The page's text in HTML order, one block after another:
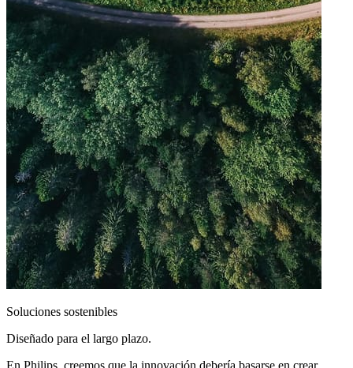
Soluciones sostenibles
Diseñado para el largo plazo.
En Philips, creemos que la innovación debería basarse en crear